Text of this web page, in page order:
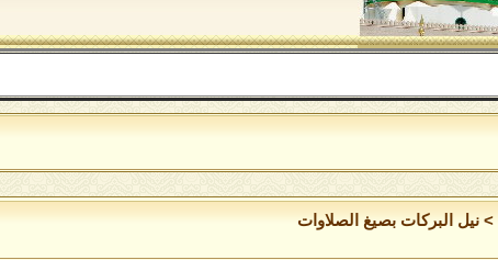
>نيل البركات بصيغ الصلاوات